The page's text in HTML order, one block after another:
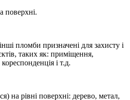
поверхні.
пломби призначені для захисту і
таких як: приміщення,
і т.д.
на рівні поверхні: дерево, метал,